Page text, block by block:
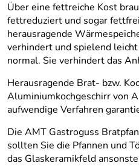
Über eine fettreiche Kost
fettreduziert und sogar
herausragende
verhindert und spielend
normal. Sie verhindert das
Herausragende Brat- bzw.
Aluminiumkochgeschirr von
aufwendige Verfahren
Die AMT Gastroguss
sollten Sie die Pfannen und
das Glaskeramikfeld